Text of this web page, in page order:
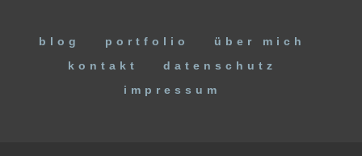
blog portfolio
über mich
kontakt
datenschutz
impressum